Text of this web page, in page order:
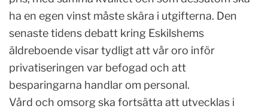
ha en egen vinst måste skära i utgifterna. Den
senaste tidens debatt kring Eskilshems
äldreboende visar tydligt att vår oro inför
privatiseringen var befogad och att
besparingarna handlar om personal.
Vård och omsorg ska fortsätta att utvecklas i